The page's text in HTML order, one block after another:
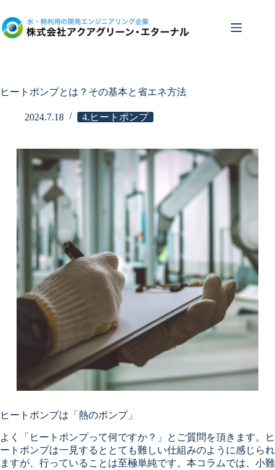
ン
テ
キ
ヒートポンプとは？その基本と省エネ方法
2024.7.18 4.ヒートポンプ
ヒートポンプは「熱のポンプ」
よく「ヒートポンプって何ですか？」とご質問を頂きます。ヒ
ートポンプは一見するととても難しい仕組みのように感じられ
ますが、行っていることは至極単純です。本コラムでは、小難